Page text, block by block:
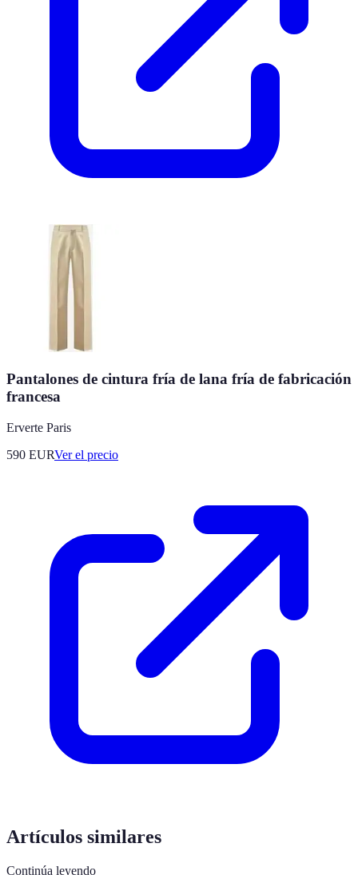
Pantalones de cintura fría de lana fría de fabricación
francesa
Erverte Paris
590 EURVer el precio
Artículos similares
Continúa leyendo